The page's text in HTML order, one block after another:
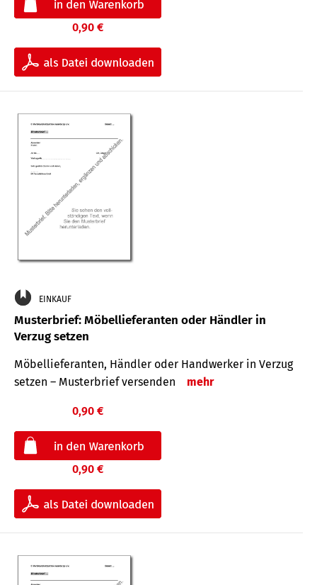
0,90 €
EINKAUF
Musterbrief: Möbellieferanten oder Händler in
Verzug setzen
Möbellieferanten, Händler oder Handwerker in Verzug
setzen – Musterbrief versenden
mehr
0,90 €
0,90 €